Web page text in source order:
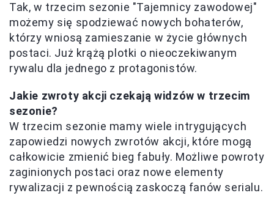
Tak, w trzecim sezonie "Tajemnicy zawodowej"
możemy się spodziewać nowych bohaterów,
którzy wniosą zamieszanie w życie głównych
postaci. Już krążą plotki o nieoczekiwanym
rywalu dla jednego z protagonistów.
Jakie zwroty akcji czekają widzów w trzecim
sezonie?
W trzecim sezonie mamy wiele intrygujących
zapowiedzi nowych zwrotów akcji, które mogą
całkowicie zmienić bieg fabuły. Możliwe powroty
zaginionych postaci oraz nowe elementy
rywalizacji z pewnością zaskoczą fanów serialu.